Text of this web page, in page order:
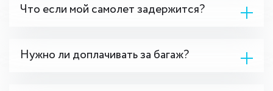
Что если мой самолет задержится?
Нужно ли доплачивать за багаж?